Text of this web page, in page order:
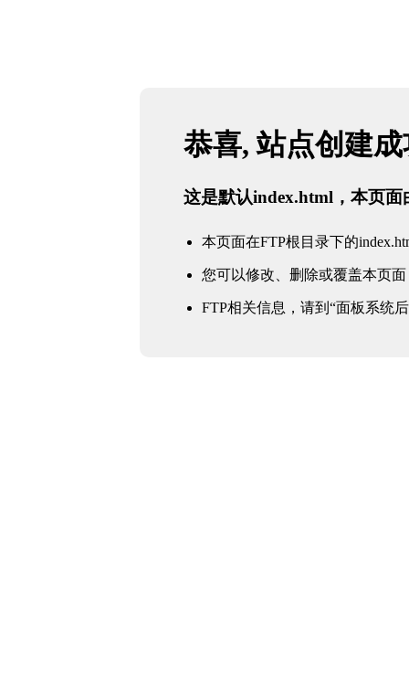
恭喜, 站点创建
这是默认index.html，本页面
本页面在FTP根目录下的
您可以修改、删除或覆盖本页面
FTP相关信息，请到“面板系统